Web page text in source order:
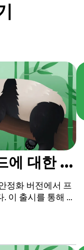
Panda
에 대한 안
정화 버전에서 프
이 출시를 통해 AI
어하고 맞춤설정
질 Android 앱을